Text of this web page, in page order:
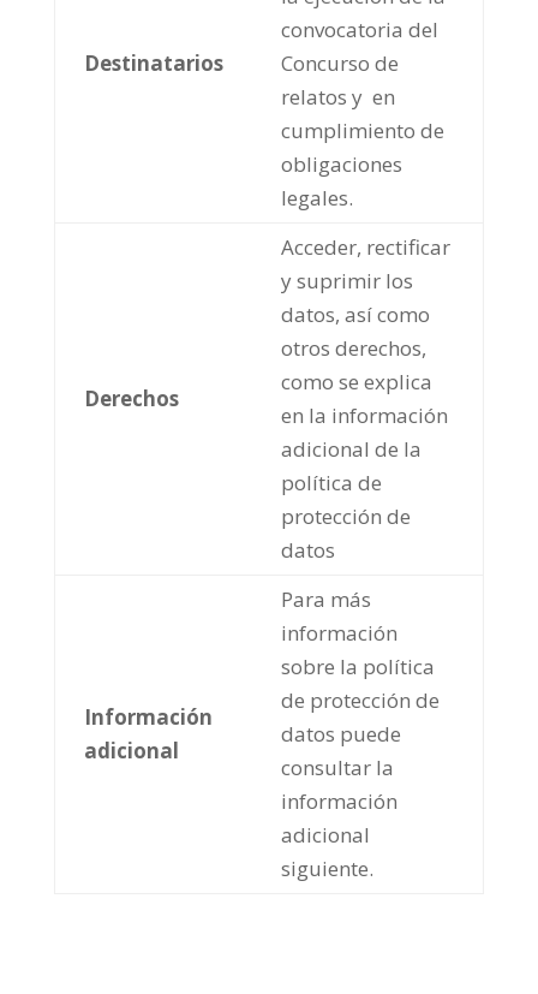
Destinatarios
convocatoria del
Concurso de
relatos y en
cumplimiento de
obligaciones
legales.
Derechos
Acceder, rectificar
y suprimir los
datos, así como
otros derechos,
como se explica
en la información
adicional de la
política de
protección de
datos
Información
adicional
Para más
información
sobre la política
de protección de
datos puede
consultar la
información
adicional
siguiente.